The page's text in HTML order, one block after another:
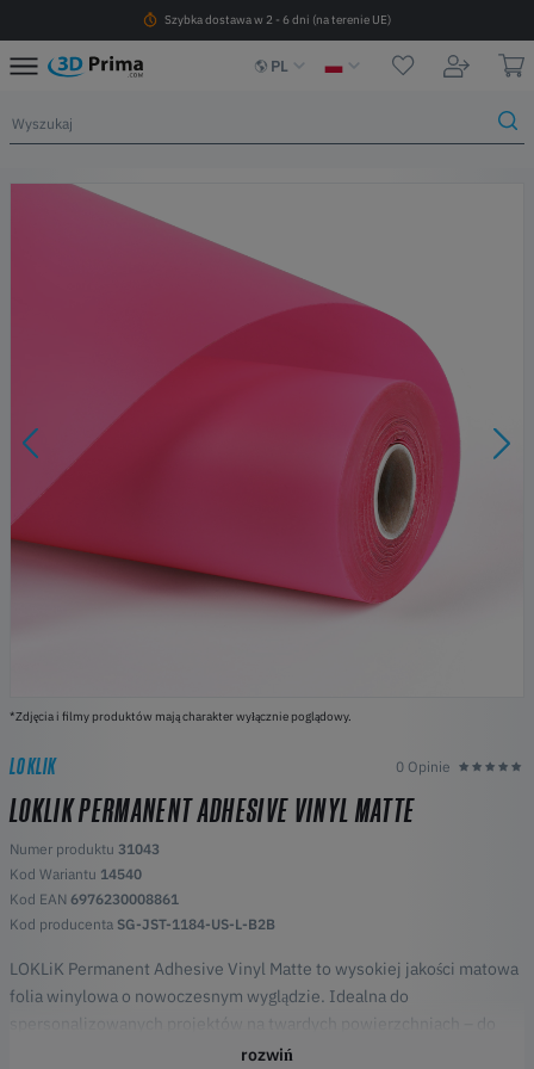
Szybka dostawa w 2 - 6 dni (na terenie UE)
PL
*Zdjęcia i filmy produktów mają charakter wyłącznie poglądowy.
LOKLIK 0 Opinie
LOKLIK PERMANENT ADHESIVE VINYL MATTE
Numer produktu 31043
Kod Wariantu 14540
Kod EAN 6976230008861
Kod producenta SG-JST-1184-US-L-B2B
LOKLiK Permanent Adhesive Vinyl Matte to wysokiej jakości matowa
folia winylowa o nowoczesnym wyglądzie. Idealna do
spersonalizowanych projektów na twardych powierzchniach – do
użytku wewnętrznego i zewnętrznego.
rozwiń